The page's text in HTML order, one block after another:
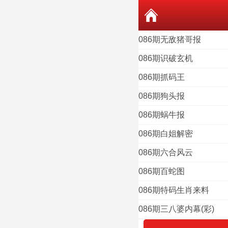
086期无敌猪哥报
086期识破玄机
086期抓码王
086期狗头报
086期蜗牛报
086期白姐解密
086期六合风云
086期百蛇图
086期特码生肖来料
086期三八婆内幕(彩)